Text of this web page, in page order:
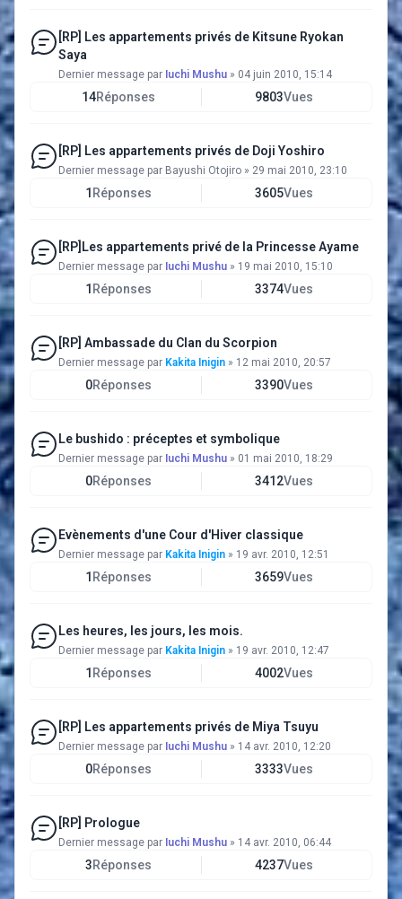
[RP] Les appartements privés de Kitsune Ryokan
Saya
Dernier message par Iuchi Mushu » 04 juin 2010, 15:14
14Réponses 9803Vues
[RP] Les appartements privés de Doji Yoshiro
Dernier message par Bayushi Otojiro » 29 mai 2010, 23:10
1 Réponses 3605Vues
[RP]Les appartements privé de la Princesse Ayame
Dernier message par Iuchi Mushu » 19 mai 2010, 15:10
1 Réponses 3374Vues
[RP] Ambassade du Clan du Scorpion
Dernier message par Kakita Inigin » 12 mai 2010, 20:57
0Réponses 3390Vues
Le bushido : préceptes et symbolique
Dernier message par Iuchi Mushu » 01 mai 2010, 18:29
0Réponses 3412Vues
Evènements d'une Cour d'Hiver classique
Dernier message par Kakita Inigin » 19 avr. 2010, 12:51
1 Réponses 3659Vues
Les heures, les jours, les mois.
Dernier message par Kakita Inigin » 19 avr. 2010, 12:47
1 Réponses 4002Vues
[RP] Les appartements privés de Miya Tsuyu
Dernier message par Iuchi Mushu » 14 avr. 2010, 12:20
0Réponses 3333Vues
[RP] Prologue
Dernier message par Iuchi Mushu » 14 avr. 2010, 06:44
3Réponses 4237Vues